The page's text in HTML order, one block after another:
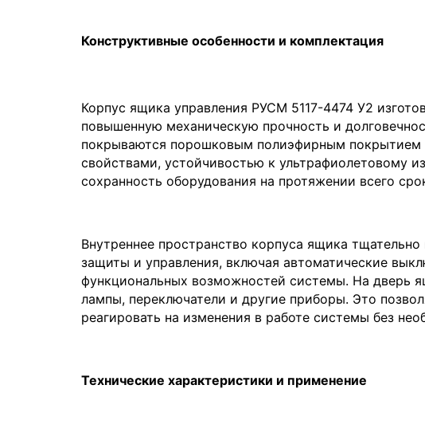
Конструктивные особенности и комплектация
Корпус ящика управления РУСМ 5117-4474 У2
повышенную механическую прочность и
покрываются порошковым полиэфирным покрытием
свойствами, устойчивостью к ультрафиолетовому
сохранность оборудования на протяжении всего
Внутреннее пространство корпуса ящика
защиты и управления, включая автоматические
функциональных возможностей системы. На дверь
лампы, переключатели и другие приборы. Это
реагировать на изменения в работе системы без
Технические характеристики и применение